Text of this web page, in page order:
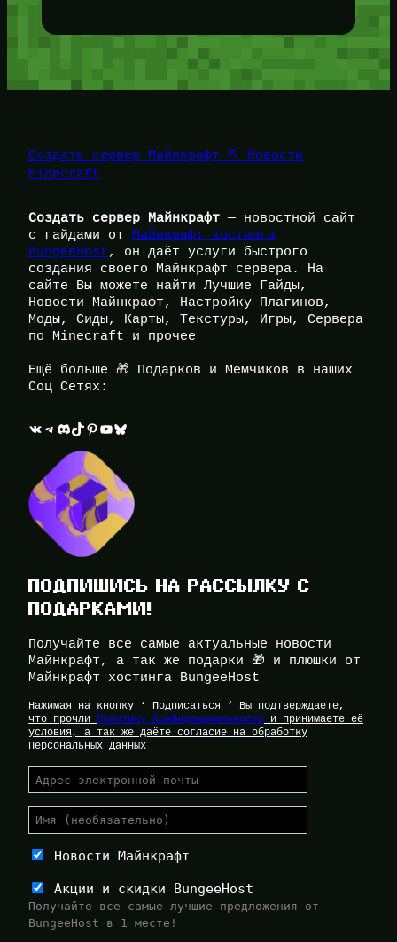
Создать сервер Майнкрафт ⛏️ Новости
Minecraft
Создать сервер Майнкрафт — новостной сайт
с гайдами от Майнкрафт хостинга
BungeeHost, он даёт услуги быстрого
создания своего Майнкрафт сервера. На
сайте Вы можете найти Лучшие Гайды,
Новости Майнкрафт, Настройку Плагинов,
Моды, Сиды, Карты, Текстуры, Игры, Сервера
по Minecraft и прочее
Ещё больше 🎁 Подарков и Мемчиков в наших
Соц Сетях:
ВКонтакте Telegram Discord TikTok Pinterest YouTube Bluesky
ПОДПИШИСЬ НА РАССЫЛКУ С
ПОДАРКАМИ!
Получайте все самые актуальные новости
Майнкрафт, а так же подарки 🎁 и плюшки от
Майнкрафт хостинга BungeeHost
Нажимая на кнопку ‘ Подписаться ‘ Вы подтверждаете,
что прочли Политику Конфиденциальности и принимаете её
условия, а так же даёте согласие на обработку
Персональных Данных
Новости Майнкрафт
Акции и скидки BungeeHost
Получайте все самые лучшие предложения от
BungeeHost в 1 месте!